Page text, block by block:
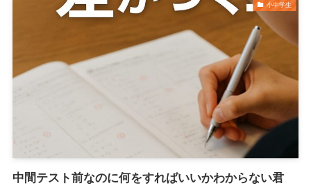
小中学生
中間テスト前なのに何をすればいいかわからない君